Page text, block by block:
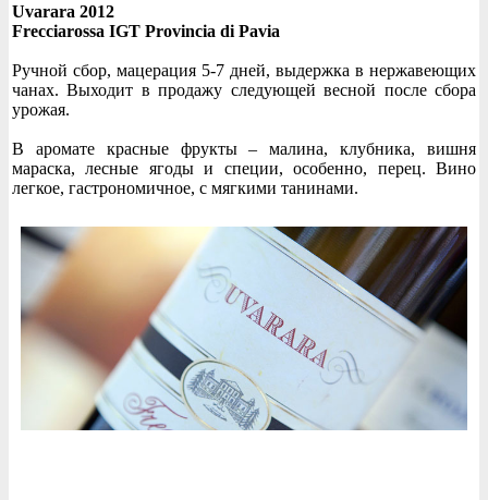
Uvarara 2012
Frecciarossa IGT Provincia di Pavia
Ручной сбор, мацерация 5-7 дней, выдержка в нержавеющих
чанах. Выходит в продажу следующей весной после сбора
урожая.
В аромате красные фрукты – малина, клубника, вишня
мараска, лесные ягоды и специи, особенно, перец. Вино
легкое, гастрономичное, с мягкими танинами.